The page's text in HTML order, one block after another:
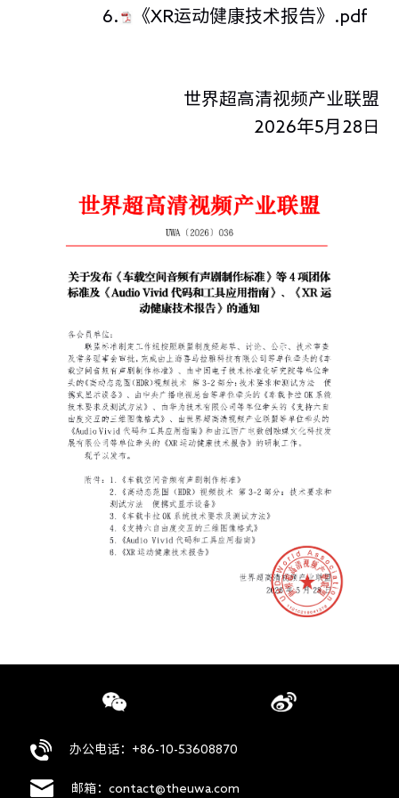
6. 《XR运动健康技术报告》.pdf
世界超高清视频产业联盟
2026年5月28日
办公电话：+86-10-53608870
邮箱：contact@theuwa.com